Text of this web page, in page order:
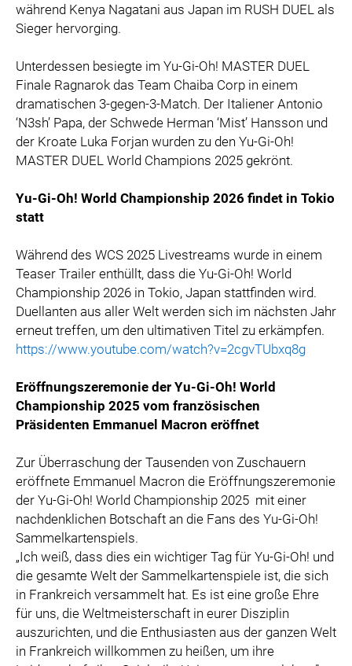
während Kenya Nagatani aus Japan im RUSH DUEL als
Sieger hervorging.
Unterdessen besiegte im Yu-Gi-Oh! MASTER DUEL
Finale Ragnarok das Team Chaiba Corp in einem
dramatischen 3-gegen-3-Match. Der Italiener Antonio
‘N3sh’ Papa, der Schwede Herman ‘Mist’ Hansson und
der Kroate Luka Forjan wurden zu den Yu-Gi-Oh!
MASTER DUEL World Champions 2025 gekrönt.
Yu-Gi-Oh! World Championship 2026 findet in Tokio
statt
Während des WCS 2025 Livestreams wurde in einem
Teaser Trailer enthüllt, dass die Yu-Gi-Oh! World
Championship 2026 in Tokio, Japan stattfinden wird.
Duellanten aus aller Welt werden sich im nächsten Jahr
erneut treffen, um den ultimativen Titel zu erkämpfen.
https://www.youtube.com/watch?v=2cgvTUbxq8g
Eröffnungszeremonie der Yu-Gi-Oh! World
Championship 2025 vom französischen
Präsidenten Emmanuel Macron eröffnet
Zur Überraschung der Tausenden von Zuschauern
eröffnete Emmanuel Macron die Eröffnungszeremonie
der Yu-Gi-Oh! World Championship 2025 mit einer
nachdenklichen Botschaft an die Fans des Yu-Gi-Oh!
Sammelkartenspiels.
„Ich weiß, dass dies ein wichtiger Tag für Yu-Gi-Oh! und
die gesamte Welt der Sammelkartenspiele ist, die sich
in Frankreich versammelt hat. Es ist eine große Ehre
für uns, die Weltmeisterschaft in eurer Disziplin
auszurichten, und die Enthusiasten aus der ganzen Welt
in Frankreich willkommen zu heißen, um ihre